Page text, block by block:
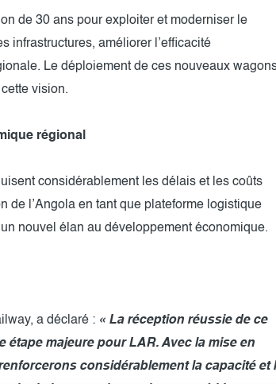
de 30 ans pour exploiter et moderniser le
infrastructures, améliorer l’efficacité
Le déploiement de ces nouveaux
vision.
régional
considérablement les délais et les coûts
de l’Angola en tant que plateforme logistique
nouvel élan au développement économique.
a déclaré : « La réception réussie de ce
majeure pour LAR. Avec la mise en
considérablement la capacité et